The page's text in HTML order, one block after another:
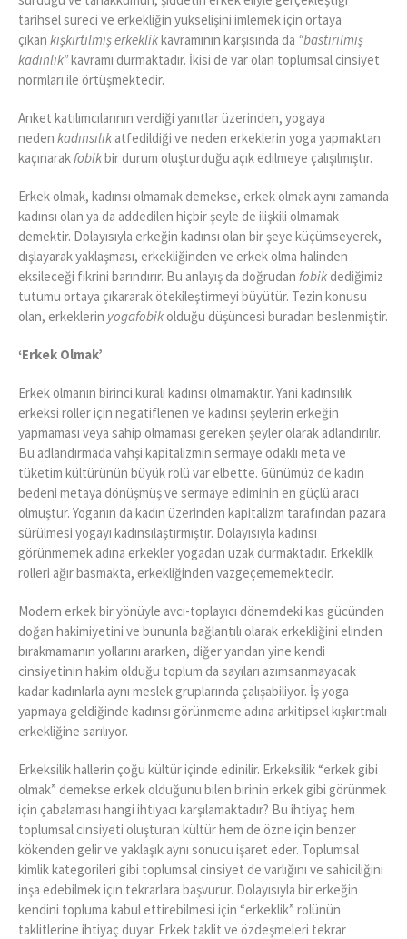
tarihsel süreci ve erkekliğin yükselişini imlemek için ortaya
çıkan kışkırtılmış erkeklikkavramının karşısında da “bastırılmış
kadınlık”kavramı durmaktadır. İkisi de var olan toplumsal cinsiyet
normları ile örtüşmektedir.
Anket katılımcılarının verdiği yanıtlar üzerinden, yogaya
neden kadınsılık atfedildiği ve neden erkeklerin yoga yapmaktan
kaçınarak fobikbir durum oluşturduğu açık edilmeye çalışılmıştır.
Erkek olmak, kadınsı olmamak demekse, erkek olmak aynı zamanda
kadınsı olan ya da addedilen hiçbir şeyle de ilişkili olmamak
demektir. Dolayısıyla erkeğin kadınsı olan bir şeye küçümseyerek,
dışlayarak yaklaşması, erkekliğinden ve erkek olma halinden
eksileceği fikrini barındırır. Bu anlayış da doğrudan fobikdediğimiz
tutumu ortaya çıkararak ötekileştirmeyi büyütür. Tezin konusu
olan, erkeklerin yogafobikolduğu düşüncesi buradan beslenmiştir.
‘Erkek Olmak’
Erkek olmanın birinci kuralı kadınsı olmamaktır. Yani kadınsılık
erkeksi roller için negatiflenen ve kadınsı şeylerin erkeğin
yapmaması veya sahip olmaması gereken şeyler olarak adlandırılır.
Bu adlandırmada vahşi kapitalizmin sermaye odaklı meta ve
tüketim kültürünün büyük rolü var elbette. Günümüz de kadın
bedeni metaya dönüşmüş ve sermaye ediminin en güçlü aracı
olmuştur. Yoganın da kadın üzerinden kapitalizm tarafından pazara
sürülmesi yogayı kadınsılaştırmıştır. Dolayısıyla kadınsı
görünmemek adına erkekler yogadan uzak durmaktadır. Erkeklik
rolleri ağır basmakta, erkekliğinden vazgeçememektedir.
Modern erkek bir yönüyle avcı-toplayıcı dönemdeki kas gücünden
doğan hakimiyetini ve bununla bağlantılı olarak erkekliğini elinden
bırakmamanın yollarını ararken, diğer yandan yine kendi
cinsiyetinin hakim olduğu toplum da sayıları azımsanmayacak
kadar kadınlarla aynı meslek gruplarında çalışabiliyor. İş yoga
yapmaya geldiğinde kadınsı görünmeme adına arkitipsel kışkırtmalı
erkekliğine sarılıyor.
Erkeksilik hallerin çoğu kültür içinde edinilir. Erkeksilik “erkek gibi
olmak” demekse erkek olduğunu bilen birinin erkek gibi görünmek
için çabalaması hangi ihtiyacı karşılamaktadır? Bu ihtiyaç hem
toplumsal cinsiyeti oluşturan kültür hem de özne için benzer
kökenden gelir ve yaklaşık aynı sonucu işaret eder. Toplumsal
kimlik kategorileri gibi toplumsal cinsiyet de varlığını ve sahiciliğini
inşa edebilmek için tekrarlara başvurur. Dolayısıyla bir erkeğin
kendini topluma kabul ettirebilmesi için “erkeklik” rolünün
taklitlerine ihtiyaç duyar. Erkek taklit ve özdeşmeleri tekrar